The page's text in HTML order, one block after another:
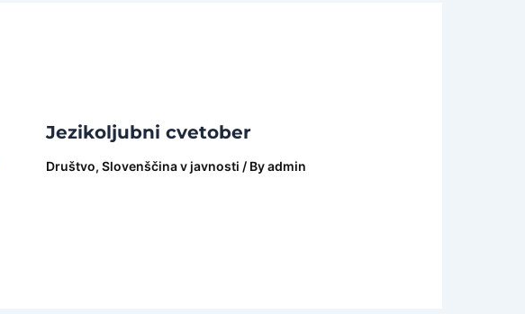
Jezikoljubni cvetober
Društvo,Slovenščina v javnosti / Byadmin